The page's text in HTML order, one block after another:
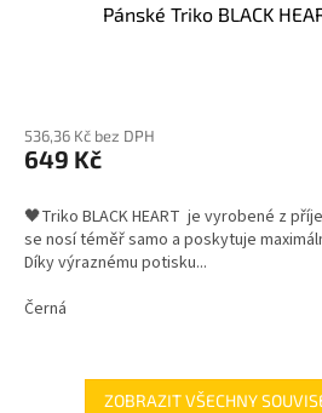
Pánské Triko BLACK
536,36 Kč bez DPH
649 Kč
🖤Triko BLACK HEART je vyrobené z
se nosí téměř samo a poskytuje
Díky výraznému potisku...
Černá
ZOBRAZIT VŠECHNY